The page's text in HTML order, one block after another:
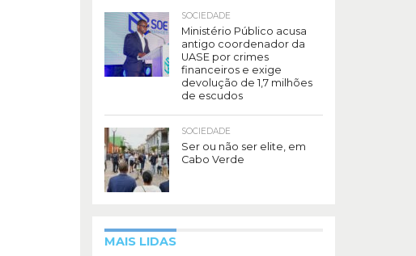
SOCIEDADE
Ministério Público acusa
antigo coordenador da
UASE por crimes
financeiros e exige
devolução de 1,7 milhões
de escudos
SOCIEDADE
Ser ou não ser elite, em
Cabo Verde
MAIS LIDAS